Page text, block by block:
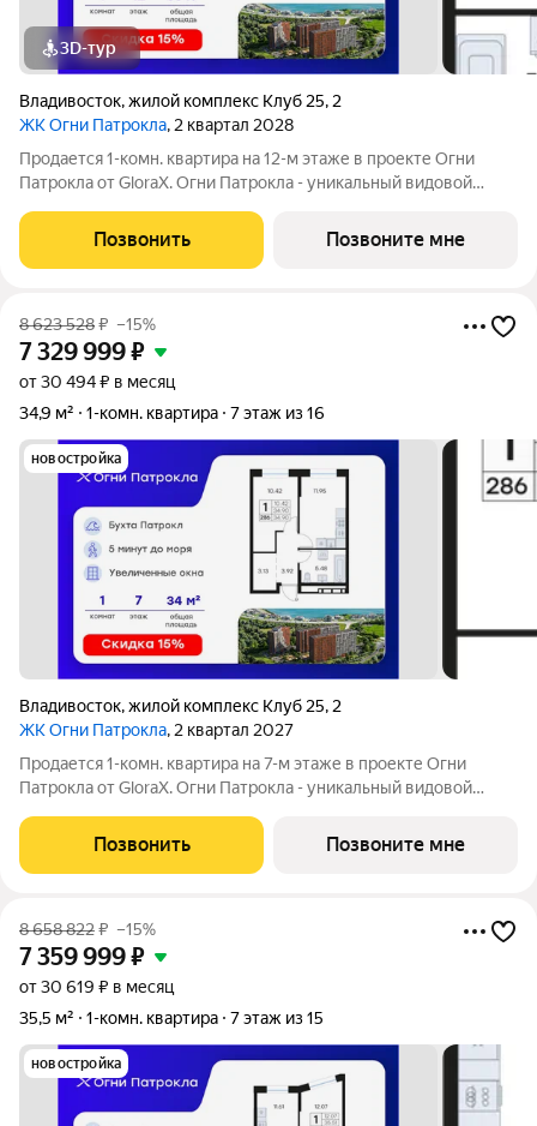
3D-тур
Владивосток,жилой комплекс Клуб 25, 2
ЖК Огни Патрокла, 2 квартал 2028
Продается 1-комн. квартира на 12-м этаже в проекте Огни
Патрокла от GloraX. Огни Патрокла - уникальный видовой
Владивостока. Общая площадь лота составляет 33,95 кв. м, из
которых 11,82 кв. м
Позвонить Позвоните мне
8 623 528₽ –15%
7 329 999₽
от 30 494 ₽ в месяц
34,9 м²
1-комн. квартира 7 этаж из 16
новостройка
Владивосток,жилой комплекс Клуб 25, 2
ЖК Огни Патрокла, 2 квартал 2027
Продается 1-комн. квартира на 7-м этаже в проекте Огни
Патрокла от GloraX. Огни Патрокла - уникальный видовой
Владивостока. Общая площадь лота составляет 34,90 кв. м, из
которых 10,42 кв. м
Позвонить Позвоните мне
8 658 822₽ –15%
7 359 999₽
от 30 619 ₽ в месяц
35,5 м²
1-комн. квартира 7 этаж из 15
новостройка